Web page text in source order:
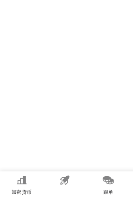
加密货币 跟单